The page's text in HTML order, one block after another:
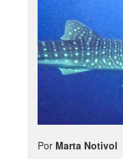
Por Marta Notivol